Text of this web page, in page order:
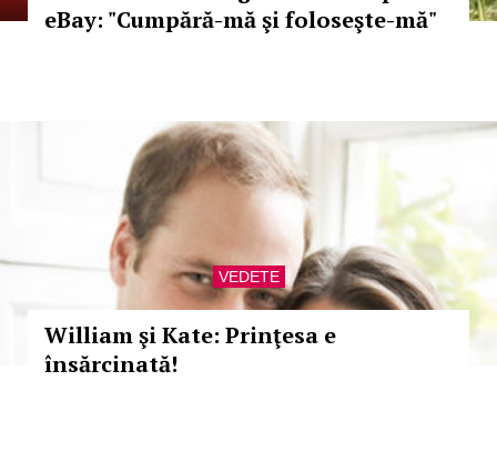
eBay: "Cumpără-mă şi foloseşte-mă"
VEDETE
William şi Kate: Prinţesa e
însărcinată!